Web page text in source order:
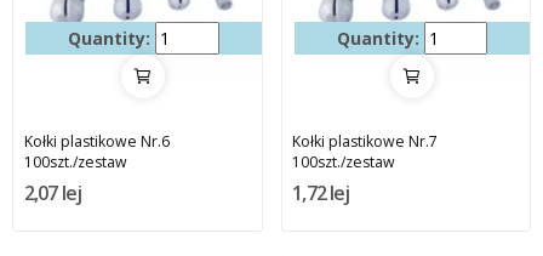
Quantity:
Kołki plastikowe Nr.6
100szt./zestaw
2,07 lej
Quantity:
Kołki plastikowe Nr.7
100szt./zestaw
1,72 lej